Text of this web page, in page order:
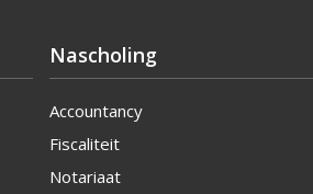
Nascholing
Accountancy
Fiscaliteit
Notariaat